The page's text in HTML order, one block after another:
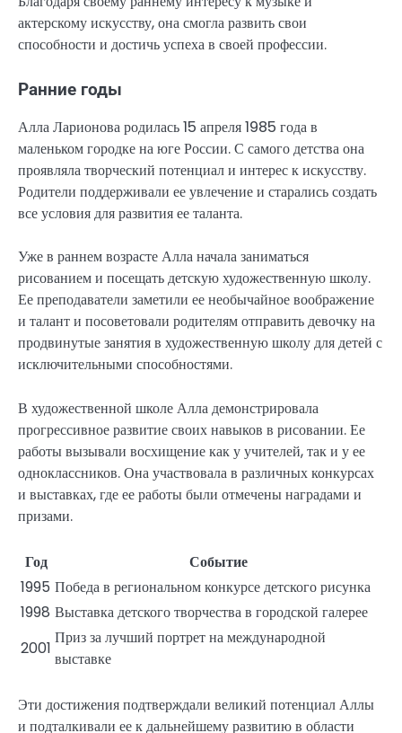
актерскому искусству, она смогла развить свои
способности и достичь успеха в своей профессии.
Ранние годы
Алла Ларионова родилась 15 апреля 1985 года в
маленьком городке на юге России. С самого детства она
проявляла творческий потенциал и интерес к искусству.
Родители поддерживали ее увлечение и старались создать
все условия для развития ее таланта.
Уже в раннем возрасте Алла начала заниматься
рисованием и посещать детскую художественную школу.
Ее преподаватели заметили ее необычайное воображение
и талант и посоветовали родителям отправить девочку на
продвинутые занятия в художественную школу для детей с
исключительными способностями.
В художественной школе Алла демонстрировала
прогрессивное развитие своих навыков в рисовании. Ее
работы вызывали восхищение как у учителей, так и у ее
одноклассников. Она участвовала в различных конкурсах
и выставках, где ее работы были отмечены наградами и
призами.
Год
Событие
1995 Победа в региональном конкурсе детского рисунка
1998 Выставка детского творчества в городской галерее
2001
Приз за лучший портрет на международной
выставке
Эти достижения подтверждали великий потенциал Аллы
и подталкивали ее к дальнейшему развитию в области